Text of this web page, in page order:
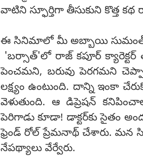
వాటిని స్ఫూర్తిగా తీసుకుని కొత్త కథ
ఈ సినిమాలో మీ అబ్బాయి సుమంత్
'బర్సాత్'లో రాజ్ కపూర్ క్యారెక్టర్
పెంచమని, బరువు పెరగమని
లక్ష్యం ఉంటుంది. దాన్ని ఇంకా
వెళుతుంది. ఆ డిప్రెషన్
పెరిగాడు కూడా! డాక్టర్‌కు సైతం
ఫ్రెండ్ రోల్ ప్రేమనాథ్ చేశారు.
నేపథ్యాలు వేర్వేరు.